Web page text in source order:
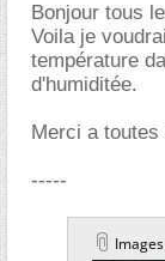
Bonjour tous
Voila je
température
d'humiditée.
Merci a toutes
-----